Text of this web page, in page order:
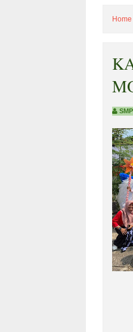
Home